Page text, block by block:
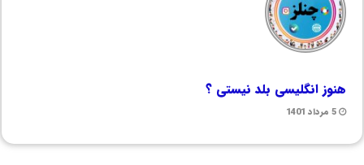
هنوز انگلیسی بلد نیستی ؟
5 مرداد 1401